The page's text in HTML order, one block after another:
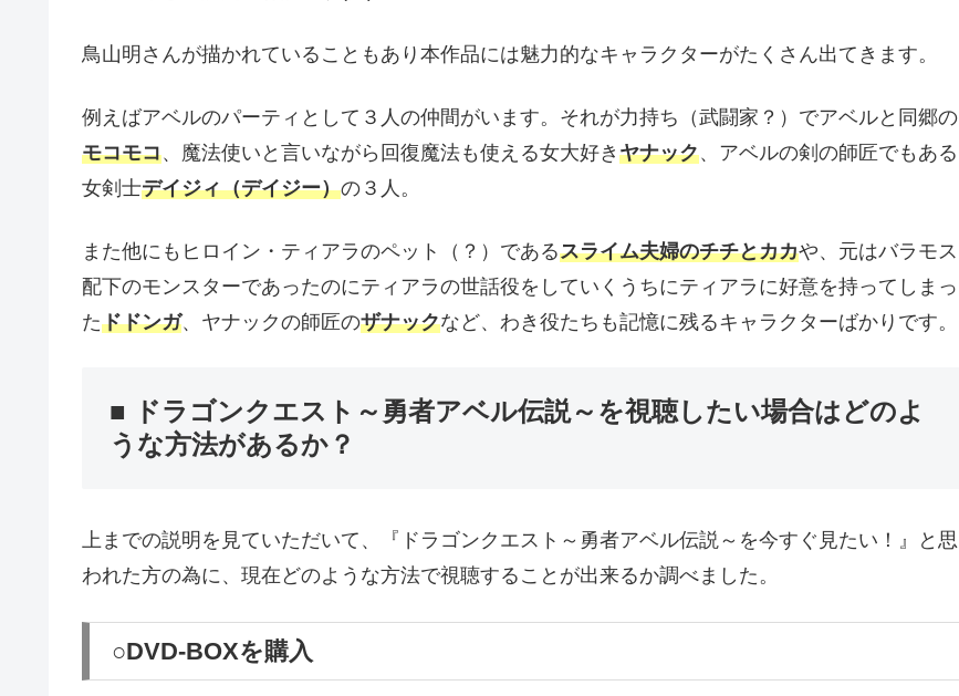
鳥山明さんが描かれていることもあり本作品には魅力的なキャラクターがたくさん出てきます。
例えばアベルのパーティとして３人の仲間がいます。それが力持ち（武闘家？）でアベルと同郷の
モコモコ、魔法使いと言いながら回復魔法も使える女大好き ヤナック、アベルの剣の師匠でもある
女剣士デイジィ（デイジー）の３人。
また他にもヒロイン・ティアラのペット（？）であるスライム夫婦のチチとカカや、元はバラモス
配下のモンスターであったのにティアラの世話役をしていくうちにティアラに好意を持ってしまっ
たドドンガ、ヤナックの師匠のザナックなど、わき役たちも記憶に残るキャラクターばかりです。
■ ドラゴンクエスト～勇者アベル伝説～を視聴したい場合はどのよ
うな方法があるか？
上までの説明を見ていただいて、『ドラゴンクエスト～勇者アベル伝説～を今すぐ見たい！』と思
われた方の為に、現在どのような方法で視聴することが出来るか調べました。
○DVD-BOXを購入